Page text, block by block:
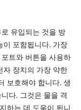
유입되는 것을 방
이 포함됩니다. 가장
트와 버튼을 사용하
자 장치의 가장 약한
보호해야 합니다. 생
다. 그것은 물을 격
하는 데 도움이 됩니